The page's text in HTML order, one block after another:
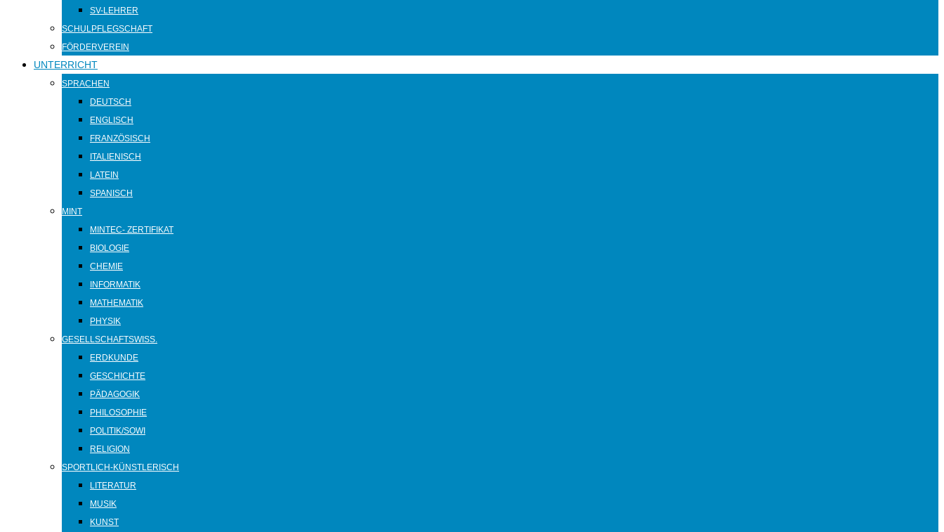
SV-LEHRER
SCHULPFLEGSCHAFT
FÖRDERVEREIN
UNTERRICHT
SPRACHEN
DEUTSCH
ENGLISCH
FRANZÖSISCH
ITALIENISCH
LATEIN
SPANISCH
MINT
MINTEC- ZERTIFIKAT
BIOLOGIE
CHEMIE
INFORMATIK
MATHEMATIK
PHYSIK
GESELLSCHAFTSWISS.
ERDKUNDE
GESCHICHTE
PÄDAGOGIK
PHILOSOPHIE
POLITIK/SOWI
RELIGION
SPORTLICH-KÜNSTLERISCH
LITERATUR
MUSIK
KUNST